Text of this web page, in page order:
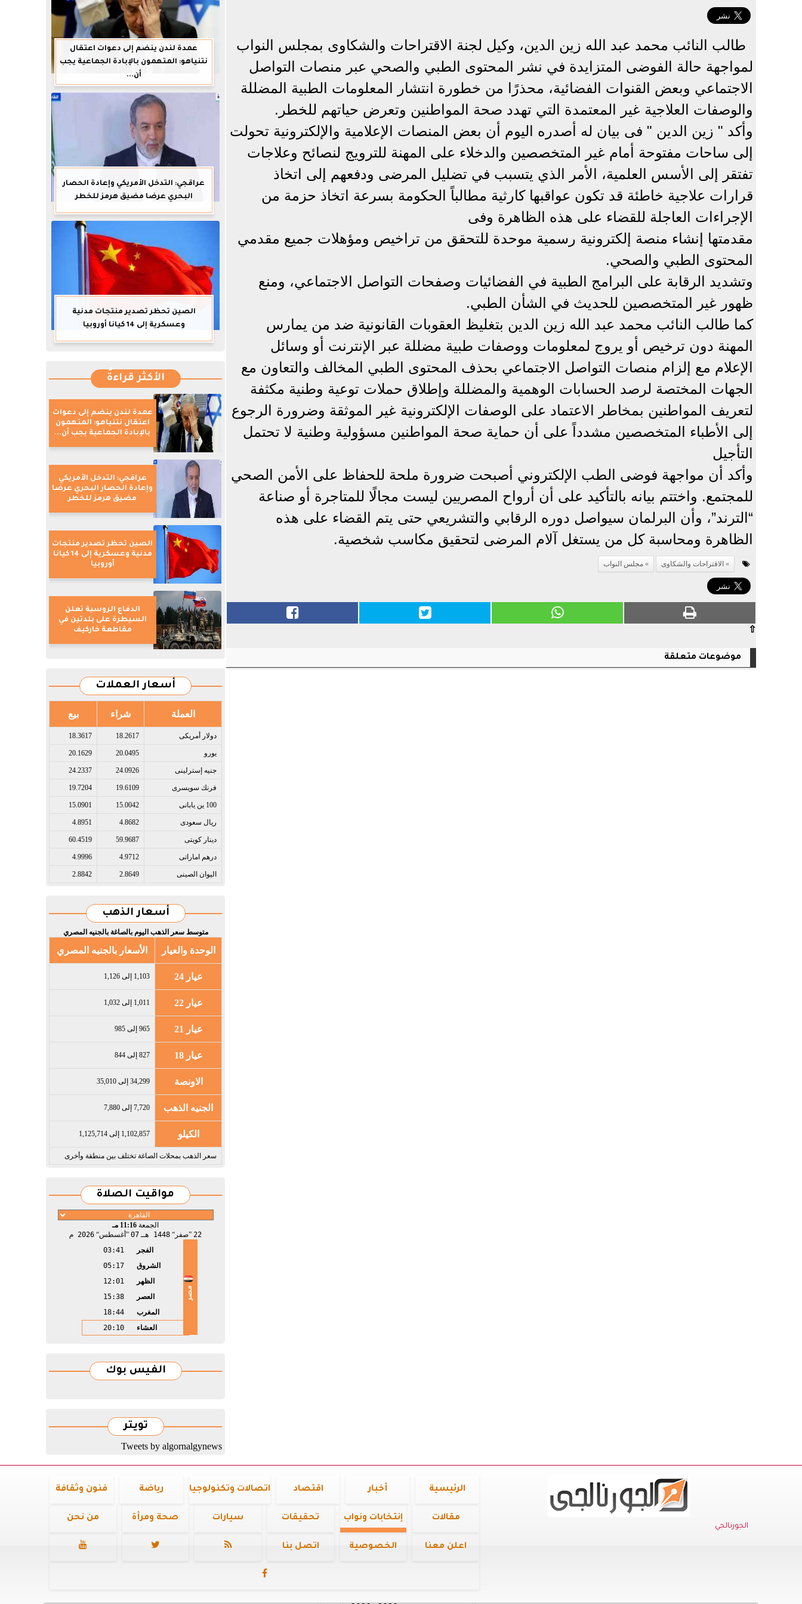
طالب النائب محمد عبد الله زين الدين، وكيل لجنة الاقتراحات والشكاوى بمجلس النواب
لمواجهة حالة الفوضى المتزايدة في نشر المحتوى الطبي والصحي عبر منصات التواصل
الاجتماعي وبعض القنوات الفضائية، محذرًا من خطورة انتشار المعلومات الطبية المضللة
والوصفات العلاجية غير المعتمدة التي تهدد صحة المواطنين وتعرض حياتهم للخطر.
وأكد " زين الدين " فى بيان له أصدره اليوم أن بعض المنصات الإعلامية والإلكترونية تحولت
إلى ساحات مفتوحة أمام غير المتخصصين والدخلاء على المهنة للترويج لنصائح وعلاجات
تفتقر إلى الأسس العلمية، الأمر الذي يتسبب في تضليل المرضى ودفعهم إلى اتخاذ
قرارات علاجية خاطئة قد تكون عواقبها كارثية مطالباً الحكومة بسرعة اتخاذ حزمة من
الإجراءات العاجلة للقضاء على هذه الظاهرة وفى
مقدمتها إنشاء منصة إلكترونية رسمية موحدة للتحقق من تراخيص ومؤهلات جميع مقدمي
المحتوى الطبي والصحي.
وتشديد الرقابة على البرامج الطبية في الفضائيات وصفحات التواصل الاجتماعي، ومنع
ظهور غير المتخصصين للحديث في الشأن الطبي.
كما طالب النائب محمد عبد الله زين الدين بتغليظ العقوبات القانونية ضد من يمارس
المهنة دون ترخيص أو يروج لمعلومات ووصفات طبية مضللة عبر الإنترنت أو وسائل
الإعلام مع إلزام منصات التواصل الاجتماعي بحذف المحتوى الطبي المخالف والتعاون مع
الجهات المختصة لرصد الحسابات الوهمية والمضللة وإطلاق حملات توعية وطنية مكثفة
لتعريف المواطنين بمخاطر الاعتماد على الوصفات الإلكترونية غير الموثقة وضرورة الرجوع
إلى الأطباء المتخصصين مشدداً على أن حماية صحة المواطنين مسؤولية وطنية لا تحتمل
التأجيل
وأكد أن مواجهة فوضى الطب الإلكتروني أصبحت ضرورة ملحة للحفاظ على الأمن الصحي
للمجتمع. واختتم بيانه بالتأكيد على أن أرواح المصريين ليست مجالًا للمتاجرة أو صناعة
“الترند”، وأن البرلمان سيواصل دوره الرقابي والتشريعي حتى يتم القضاء على هذه
الظاهرة ومحاسبة كل من يستغل آلام المرضى لتحقيق مكاسب شخصية.
الاقتراحات والشكاوى مجلس النواب
⇧
موضوعات متعلقة
عمدة لندن ينضم إلى دعوات اعتقال
نتنياهو: المتهمون بالإبادة الجماعية يجب
أن...
عراقجي: التدخل الأمريكي وإعادة الحصار
البحري عرضا مضيق هرمز للخطر
الصين تحظر تصدير منتجات مدنية
وعسكرية إلى 14 كيانا أوروبيا
الأكثر قراءةً
عمدة لندن ينضم إلى دعوات
اعتقال نتنياهو: المتهمون
بالإبادة الجماعية يجب أن...
عراقجي: التدخل الأمريكي
وإعادة الحصار البحري عرضا
مضيق هرمز للخطر
الصين تحظر تصدير منتجات
مدنية وعسكرية إلى 14 كيانا
أوروبيا
الدفاع الروسية تعلن
السيطرة على بلدتين في
مقاطعة خاركيف
أسعار العملات
العملة شراء بيع
دولار أمريكى​ 18.2617
18.3617
يورو​ 20.0495
20.1629
جنيه إسترلينى​ 24.0926
24.2337
فرنك سويسرى​ 19.6109
19.7204
100 ين يابانى​ 15.0042
15.0901
ريال سعودى​ 4.8682
4.8951
دينار كويتى​ 59.9687
60.4519
درهم اماراتى​ 4.9712
4.9996
اليوان الصينى​ 2.8649
2.8842
أسعار الذهب
متوسط سعر الذهب اليوم بالصاغة بالجنيه المصري
الوحدة والعيار الأسعار بالجنيه المصري
عيار 24 1,103 إلى 1,126
عيار 22 1,011 إلى 1,032
عيار 21 965 إلى 985
عيار 18 827 إلى 844
الاونصة 34,299 إلى 35,010
الجنيه الذهب 7,720 إلى 7,880
الكيلو 1,102,857 إلى 1,125,714
سعر الذهب بمحلات الصاغة تختلف بين منطقة وأخرى
مواقيت الصلاة
الجمعة 11:16 مـ
22 صفر 1448 هـ 07 أغسطس 2026 م
مصر
الفجر
03:41
الشروق
05:17
الظهر
12:01
العصر
15:38
المغرب
18:44
العشاء
20:10
الفيس بوك
تويتر
Tweets by algornalgynews
الجورنالجي
الرئيسية أخبار اقتصاد اتصالات وتكنولوجيا رياضة فنون وثقافة
مقالات إنتخابات ونواب تحقيقات سيارات صحة ومرأة من نحن
اعلن معنا الخصوصية اتصل بنا 


